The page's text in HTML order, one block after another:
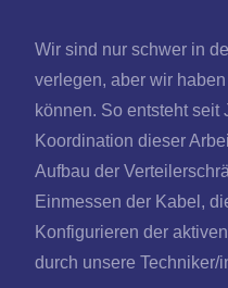
Wir sind nur schwer in
verlegen, aber wir
können. So entsteht seit
Koordination dieser
Aufbau der
Einmessen der Kabel,
Konfigurieren der
durch unsere Techniker/